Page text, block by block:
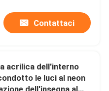
Contattaci
acrilica dell'interno
le luci al neon
dell'insegna al